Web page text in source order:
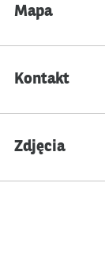
Mapa
Kontakt
Zdjęcia